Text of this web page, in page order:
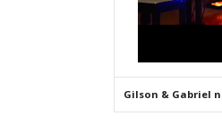
Gilson & Gabriel